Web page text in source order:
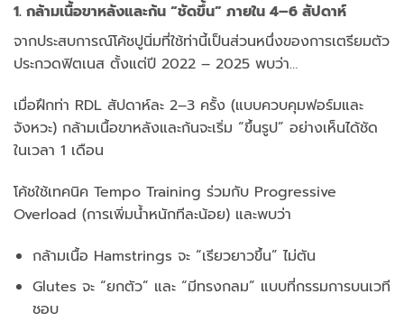
1. กล้ามเนื้อขาหลังและก้น “ชัดขึ้น” ภายใน 4–6 สัปดาห์
จากประสบการณ์โค้ชปูนิ่มที่ใช้ท่านี้เป็นส่วนหนึ่งของการเตรียมตัว
ประกวดฟิตเนส ตั้งแต่ปี 2022 – 2025 พบว่า…
เมื่อฝึกท่า RDL สัปดาห์ละ 2–3 ครั้ง (แบบควบคุมฟอร์มและ
จังหวะ) กล้ามเนื้อขาหลังและก้นจะเริ่ม “ขึ้นรูป” อย่างเห็นได้ชัด
ในเวลา 1 เดือน
โค้ชใช้เทคนิค Tempo Training ร่วมกับ Progressive
Overload (การเพิ่มน้ำหนักทีละน้อย) และพบว่า
กล้ามเนื้อ Hamstrings จะ “เรียวยาวขึ้น” ไม่ตัน
Glutes จะ “ยกตัว” และ “มีทรงกลม” แบบที่กรรมการบนเวที
ชอบ